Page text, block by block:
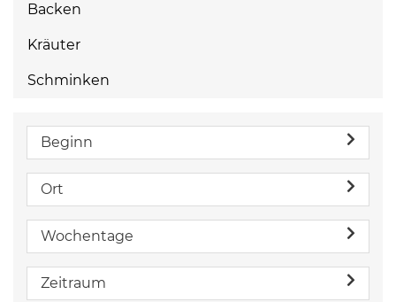
Backen
Kräuter
Schminken
Beginn
Ort
Wochentage
Zeitraum